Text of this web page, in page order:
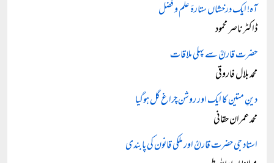
آہ! ایک درخشاں ستارۂ علم و فضل
ڈاکٹر ناصر محمود
حضرت قارنؒ سے پہلی ملاقات
محمد بلال فاروقی
دینِ متین کا ایک اور روشن چراغ گل ہوگیا
محمد عمران حقانی
استاد جی حضرت قارنؒ اور ملکی قانون کی پابندی